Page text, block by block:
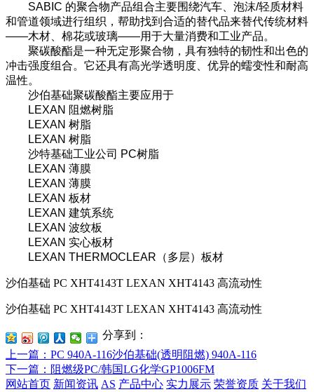
SABIC 的聚合物产品组合主要围绕汽车、泡沫/轻质材料
和管道领域进行组织，帮助找到合适的替代品来替代传统材料
——木材、棉花或玻璃——用于大量消费和工业产品。
聚碳酸酯是一种无定形聚合物，具有独特的韧性和出色的
冲击强度组合。它还具有高光学透明度、优异的蠕变性和耐高
温性。
沙伯基础聚碳酸酯主要应用于
LEXAN 阻燃树脂
LEXAN 树脂
LEXAN 树脂
沙特基础工业公司 PC树脂
LEXAN 薄膜
LEXAN 薄膜
LEXAN 板材
LEXAN 建筑系统
LEXAN 波纹板
LEXAN 实心板材
LEXAN THERMOCLEAR（多层）板材
沙伯基础 PC XHT4143T LEXAN XHT4143 高流动性
沙伯基础 PC XHT4143T LEXAN XHT4143 高流动性
分享到：
上一篇 ：PC 940A-116沙伯基础(透明阻燃) 940A-116
下一篇 ：阻燃级PC/韩国LG化学GP1006FM
网站首页 新闻资讯 AS 产品中心 实力展示 荣誉资质 关于我们